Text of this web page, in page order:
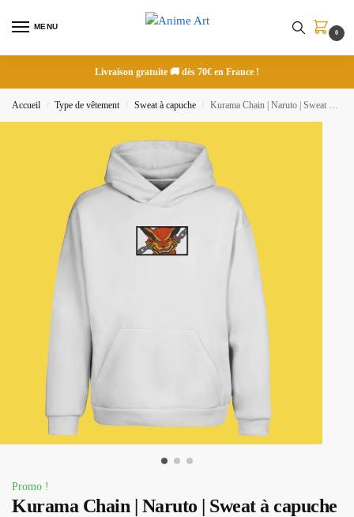
MENU
0
Livraison gratuite 🚚 dès 70€ en France !
Accueil / Type de vêtement / Sweat à capuche / Kurama Chain | Naruto | Sweat à capuche brodé
Promo !
Kurama Chain | Naruto | Sweat à capuche